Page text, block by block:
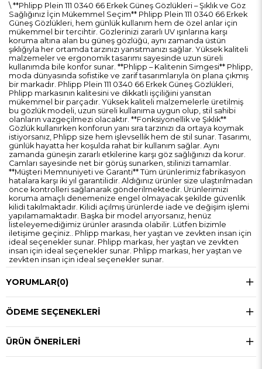
\ **Phlipp Plein 111 0340 66 Erkek Güneş Gözlükleri – Şıklık ve Göz
Sağlığınız İçin Mükemmel Seçim** Phlipp Plein 111 0340 66 Erkek
Güneş Gözlükleri, hem günlük kullanım hem de özel anlar için
mükemmel bir tercihtir. Gözlerinizi zararlı UV ışınlarına karşı
koruma altına alan bu güneş gözlüğü, aynı zamanda üstün
şıklığıyla her ortamda tarzınızı yansıtmanızı sağlar. Yüksek kaliteli
malzemeler ve ergonomik tasarımı sayesinde uzun süreli
kullanımda bile konfor sunar. **Phlipp – Kalitenin Simgesi** Phlipp,
moda dünyasında sofistike ve zarif tasarımlarıyla ön plana çıkmış
bir markadır. Phlipp Plein 111 0340 66 Erkek Güneş Gözlükleri,
Phlipp markasının kalitesini ve dikkatli işçiliğini yansıtan
mükemmel bir parçadır. Yüksek kaliteli malzemelerle üretilmiş
bu gözlük modeli, uzun süreli kullanıma uygun olup, stil sahibi
olanların vazgeçilmezi olacaktır. **Fonksiyonellik ve Şıklık**
Gözlük kullanırken konforun yanı sıra tarzınızı da ortaya koymak
istiyorsanız, Phlipp size hem işlevsellik hem de stil sunar. Tasarımı,
günlük hayatta her koşulda rahat bir kullanım sağlar. Aynı
zamanda güneşin zararlı etkilerine karşı göz sağlığınızı da korur.
Camları sayesinde net bir görüş sunarken, stilinizi tamamlar.
**Müşteri Memnuniyeti ve Garanti** Tüm ürünlerimiz fabrikasyon
hatalara karşı iki yıl garantilidir. Aldığınız ürünler size ulaştırılmadan
önce kontrolleri sağlanarak gönderilmektedir. Ürünlerimizi
koruma amaçlı denemenize engel olmayacak şekilde güvenlik
kilidi takılmaktadır. Kilidi açılmış ürünlerde iade ve değişim işlemi
yapılamamaktadır. Başka bir model arıyorsanız, henüz
listeleyemediğimiz ürünler arasında olabilir. Lütfen bizimle
iletişime geçiniz.. Phlipp markası, her yaştan ve zevkten insan için
ideal seçenekler sunar. Phlipp markası, her yaştan ve zevkten
insan için ideal seçenekler sunar. Phlipp markası, her yaştan ve
zevkten insan için ideal seçenekler sunar.
YORUMLAR(0)
ÖDEME SEÇENEKLERI
ÜRÜN ÖNERILERI